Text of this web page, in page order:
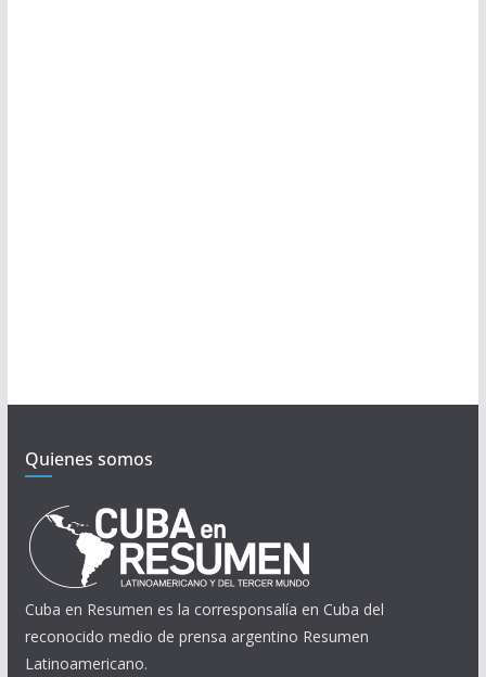
Quienes somos
Cuba en Resumen es la corresponsalía en Cuba del
reconocido medio de prensa argentino Resumen
Latinoamericano.